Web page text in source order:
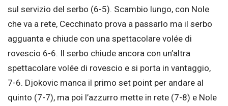
sul servizio del serbo (6-5). Scambio lungo, con Nole
che va a rete, Cecchinato prova a passarlo ma il serbo
agguanta e chiude con una spettacolare volée di
rovescio 6-6. Il serbo chiude ancora con un’altra
spettacolare volée di rovescio e si porta in vantaggio,
7-6. Djokovic manca il primo set point per andare al
quinto (7-7), ma poi l’azzurro mette in rete (7-8) e Nole